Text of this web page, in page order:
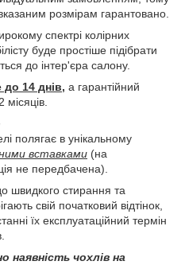
вказаним розмірам гарантовано.
спектрі колірних
буде простіше підібрати
до інтер'єра салону.
14 днів, а гарантійний
місяців.
полягає в унікальному
вставками (на
не передбачена).
швидкого стирання та
свій початковий відтінок,
їх експлуатаційний термін
наявність чохлів на